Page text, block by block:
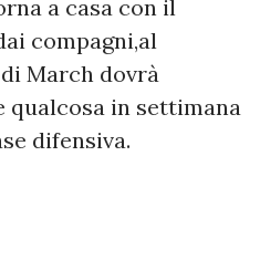
a casa con il
compagni,al
March dovrà
in settimana
difensiva.